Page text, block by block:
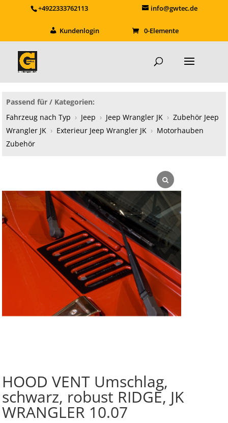
+4922333762113 info@gwtec.de
Kundenlogin 0-Elemente
Passend für / Kategorien:
Fahrzeug nach Typ › Jeep › Jeep Wrangler JK › Zubehör Jeep
Wrangler JK › Exterieur Jeep Wrangler JK › Motorhauben
Zubehör
HOOD VENT Umschlag,
schwarz, robust RIDGE, JK
WRANGLER 10.07